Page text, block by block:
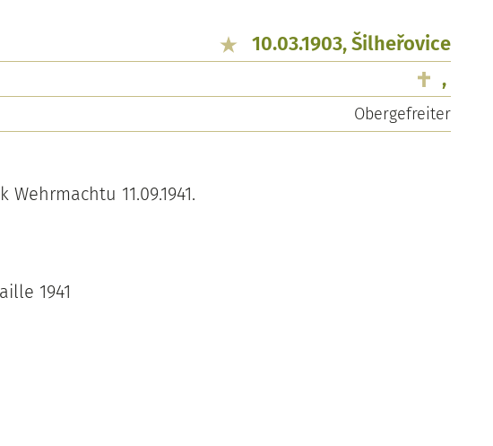
10.03.1903, Šilheřovice
,
Obergefreiter
11.09.1941.
1941